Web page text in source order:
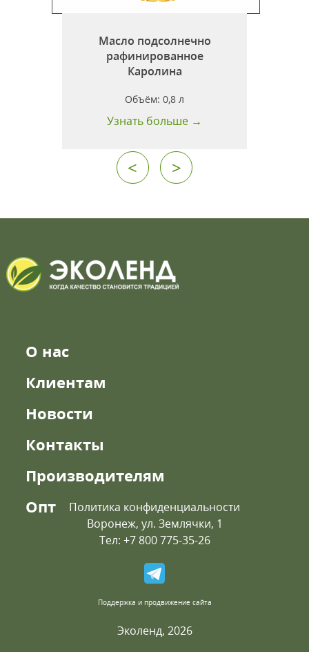
Масло подсолнечно
рафинированное
Каролина
Объём:0,8 л
Узнать больше →
< >
О нас
Клиентам
Новости
Контакты
Производителям
Опт
Политика конфиденциальности
Воронеж, ул. Землячки, 1
Тел: +7 800 775-35-26
Поддержка и продвижение сайта
Эколенд, 2026